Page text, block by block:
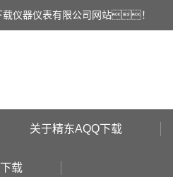
载仪器仪表有限公司网站！
关于精东AQQ下载
载